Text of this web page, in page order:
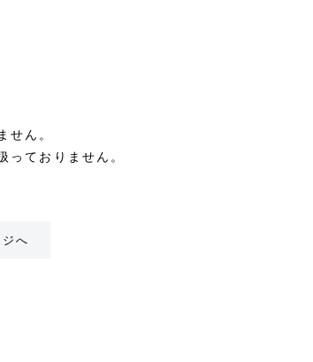
せん。
っておりません。
へ